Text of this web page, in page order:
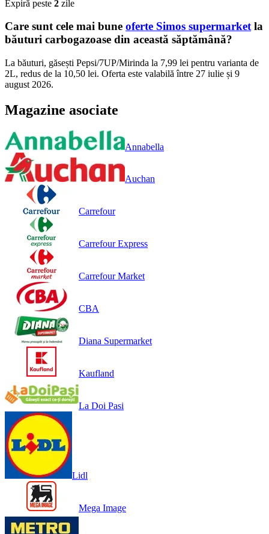
Expiră peste 2 zile
Care sunt cele mai bune oferte Simos supermarketla
băuturi carbogazoase din această săptămână?
La băuturi, găsești Pepsi/7UP/Mirinda la 7,99 lei pentru varianta de
2L, redus de la 10,50 lei. Oferta este valabilă între 27 iulie și 9
august 2026.
Magazine asociate
Annabella
Auchan
Carrefour
Carrefour Express
Carrefour Market
CBA
Diana Supermarket
Kaufland
La Doi Pasi
Lidl
Mega Image